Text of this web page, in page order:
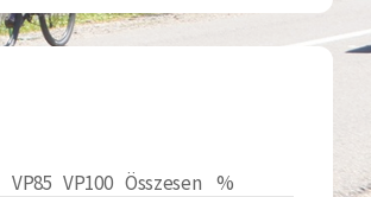
VP85 VP100 Összesen %